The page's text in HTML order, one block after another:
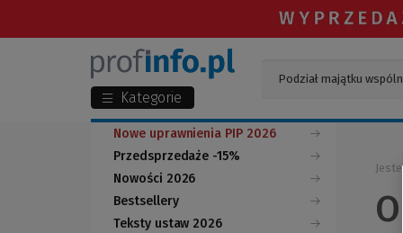
Kategorie
Nowe uprawnienia PIP 2026
Przedsprzedaże -15%
Nowości 2026
Bestsellery
Teksty ustaw 2026